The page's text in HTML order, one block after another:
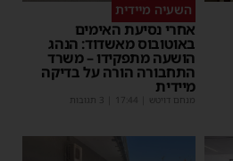
השעיה מיידית
אחרי נסיעת האימים
באוטובוס מאשדוד: הנהג
הושעה מתפקידו – משרד
התחבורה הורה על בדיקה
מיידית
מנחם דויטש 17:44